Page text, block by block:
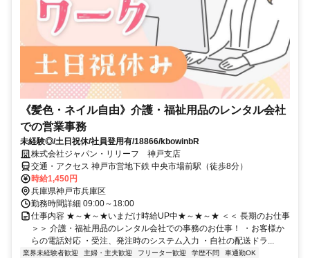
《髪色・ネイル自由》介護・福祉用品のレンタル会社
での営業事務
未経験◎/土日祝休/社員登用有/18866/kbowinbR
株式会社ジャパン・リリーフ 神戸支店
交通・アクセス 神戸市営地下鉄 中央市場前駅（徒歩8分）
時給1,450円
兵庫県神戸市兵庫区
勤務時間詳細 09:00～18:00
仕事内容 ★～★～★いまだけ時給UP中★～★～★ ＜＜ 長期のお仕事
＞＞ 介護・福祉用品のレンタル会社での事務のお仕事！ ・お客様か
らの電話対応 ・受注、発注時のシステム入力 ・自社の配送ドラ...
業界未経験者歓迎 主婦・主夫歓迎 フリーター歓迎 学歴不問
車通勤OK